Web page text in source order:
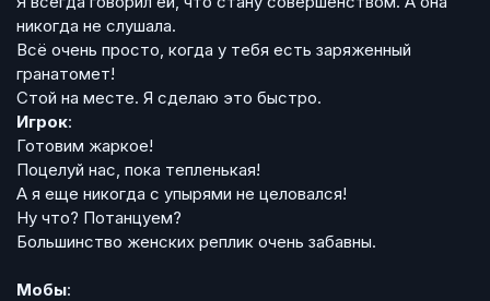
никогда не слушала.
Всё очень просто, когда у тебя есть заряженный
гранатомет!
Стой на месте. Я сделаю это быстро.
Игрок:
Готовим жаркое!
Поцелуй нас, пока тепленькая!
А я еще никогда с упырями не целовался!
Ну что? Потанцуем?
Большинство женских реплик очень забавны.
Мобы: